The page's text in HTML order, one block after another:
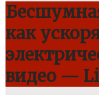
как
видео —